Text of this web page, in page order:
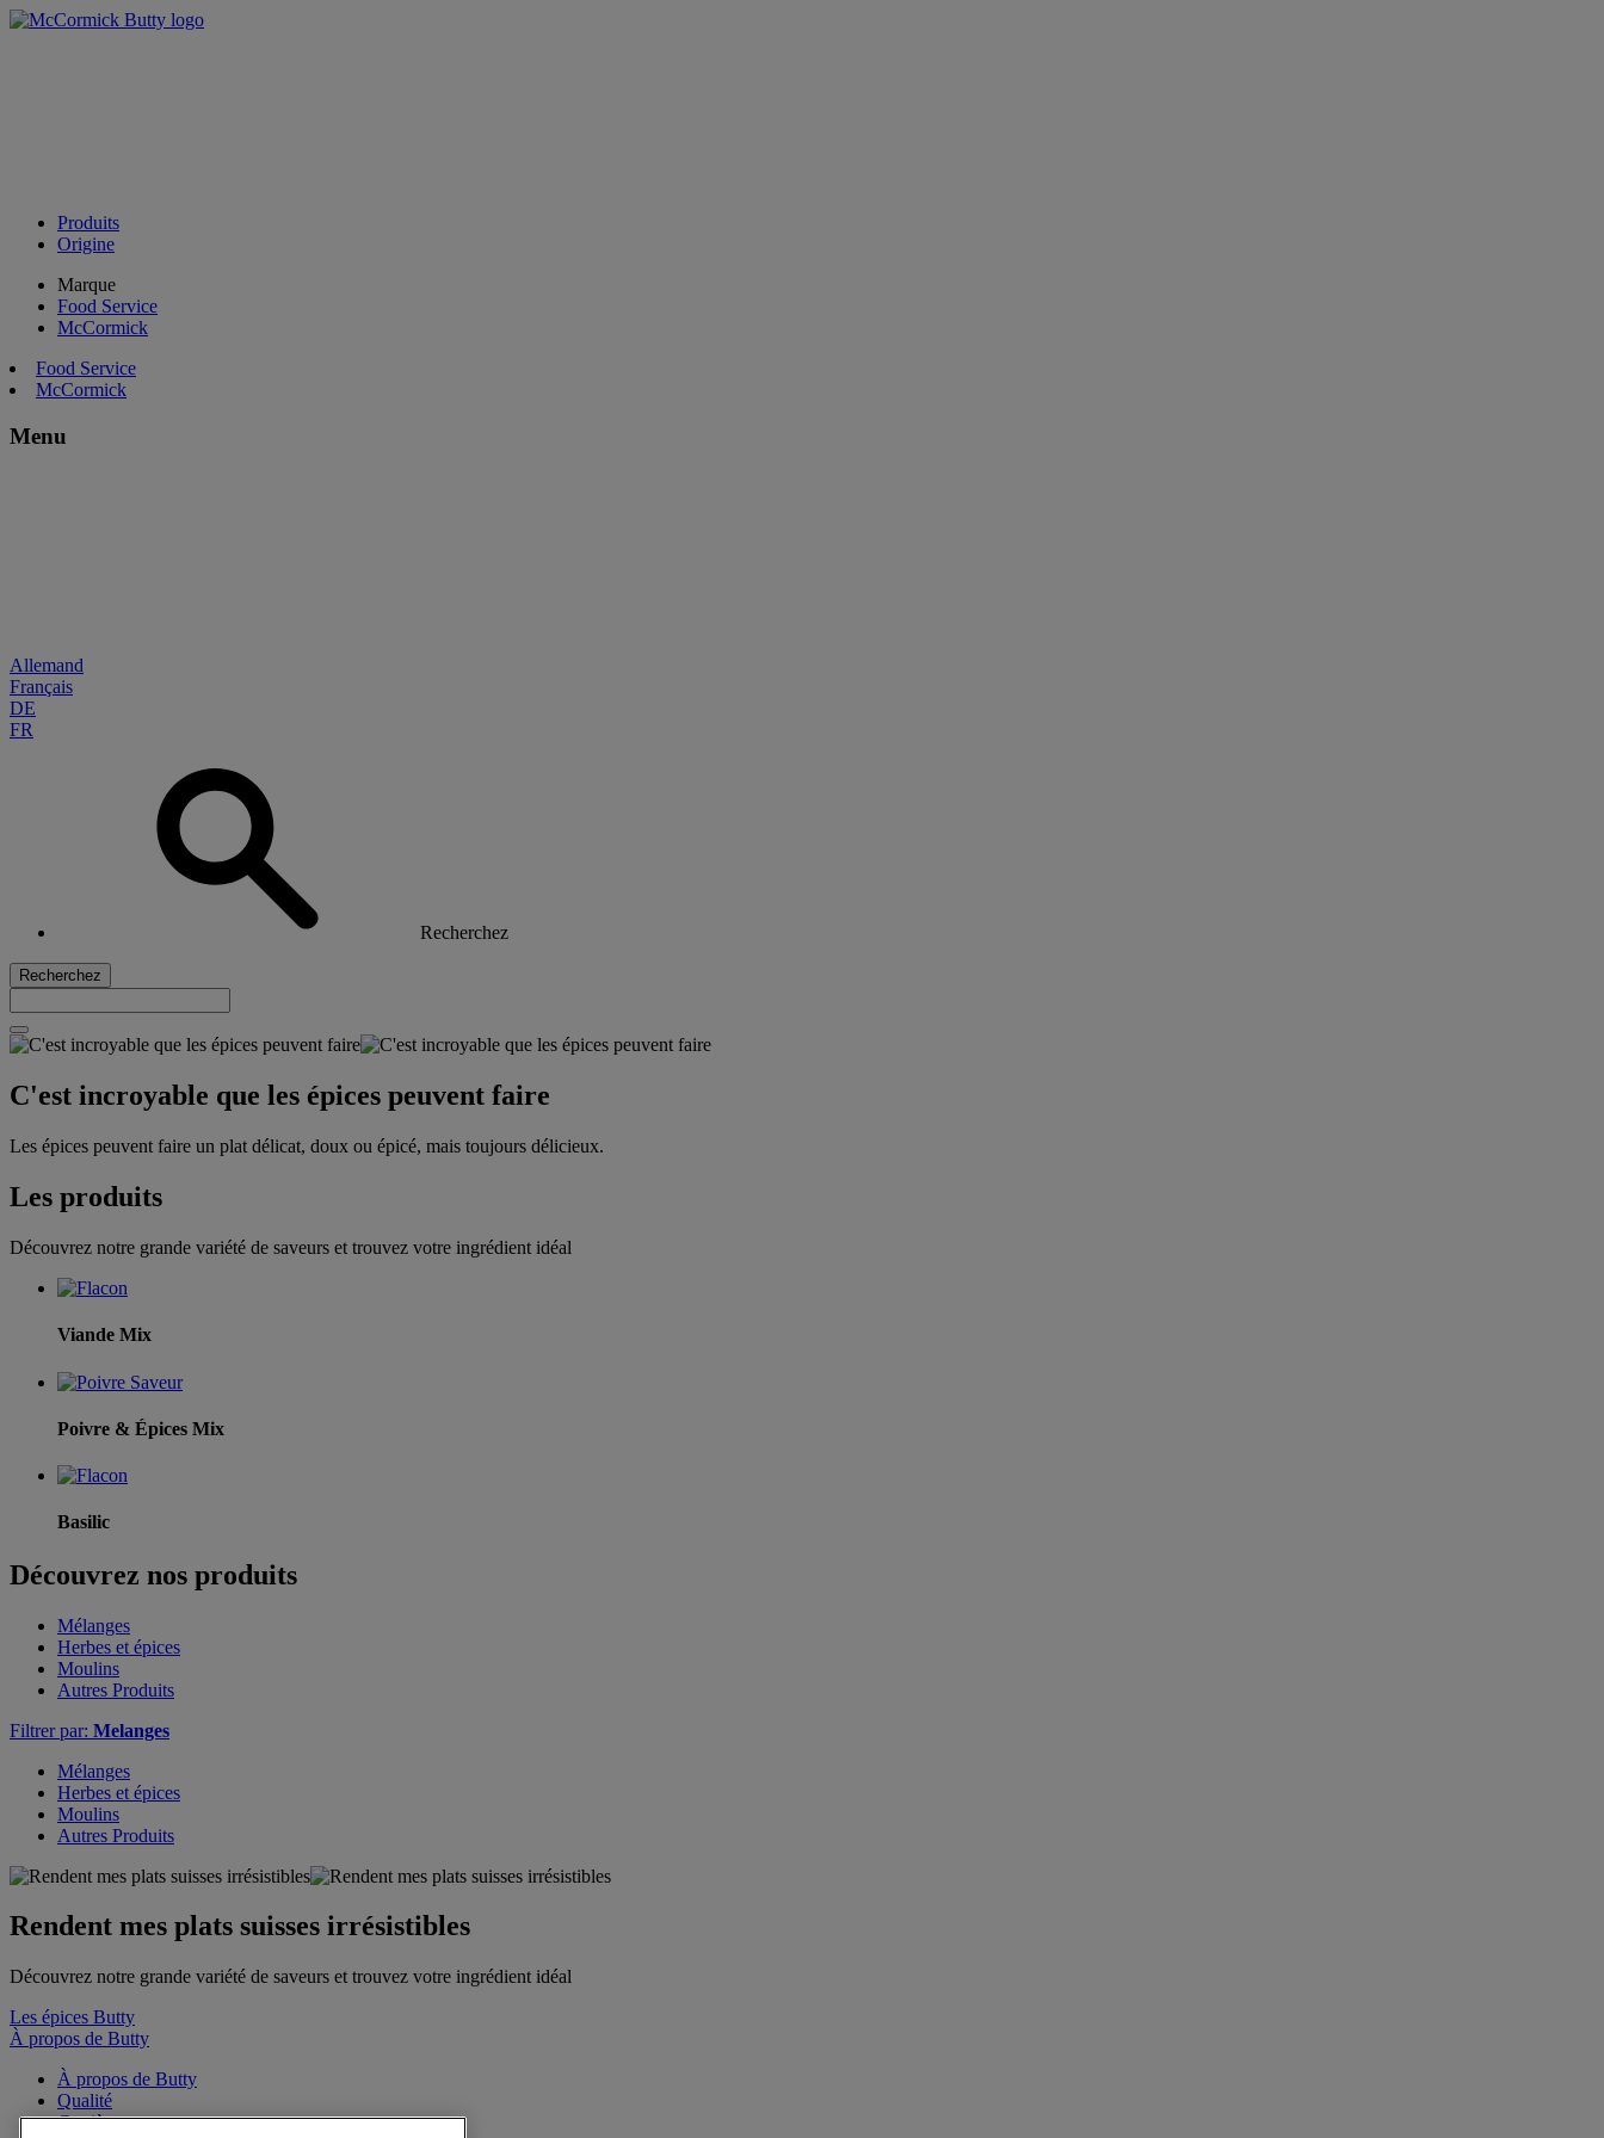
Produits
Origine
Marque
Food Service
McCormick
Food Service
McCormick
Menu
Allemand
Français
DE
FR
Recherchez
Recherchez
C'est incroyable que les épices peuvent faire
Les épices peuvent faire un plat délicat, doux ou épicé, mais toujours délicieux.
Les produits
Découvrez notre grande variété de saveurs et trouvez votre ingrédient idéal
Viande Mix
Poivre & Épices Mix
Basilic
Découvrez nos produits
Mélanges
Herbes et épices
Moulins
Autres Produits
Filtrer par: Melanges
Mélanges
Herbes et épices
Moulins
Autres Produits
Rendent mes plats suisses irrésistibles
Découvrez notre grande variété de saveurs et trouvez votre ingrédient idéal
Les épices Butty
À propos de Butty
À propos de Butty
Qualité
Carrière